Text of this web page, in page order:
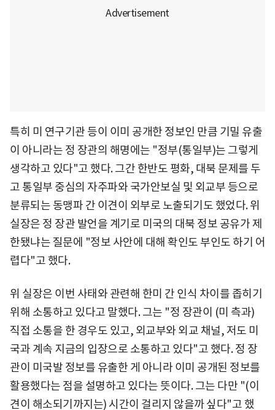
특히 미 연구기관 등이 이미 공개한 정보인 만큼 기밀 유출
이 아니라는 정 장관의 해명에는 "정부(통일부)는 그렇게
생각하고 있다"고 했다. 그간 한반도 평화, 대북 문제를 두
고 통일부 중심의 자주파와 국가안보실 및 외교부 등으로
분류되는 동맹파 간 이견이 외부로 노출되기도 했었다. 위
실장은 정 장관 발언을 계기로 미국의 대북 정보 공유가 제
한됐냐는 질문에 "정보 사안에 대해 확인도 부인도 하기 어
렵다"고 했다.
위 실장은 이번 사태와 관련해 한미 간 인식 차이를 좁히기
위해 소통하고 있다고 말했다. 그는 "정 장관이 (미 측과)
직접 소통을 한 경우도 있고, 외교부와 외교 채널, 저도 미
국과 계속 지금의 입장으로 소통하고 있다"고 했다. 정 장
관이 미국발 정보를 유출한 게 아니라 이미 공개된 정보를
활용했다는 점을 설명하고 있다는 뜻이다. 그는 다만 "(이
견이 해소되기까지는) 시간이 걸리지 않을까 싶다"고 했